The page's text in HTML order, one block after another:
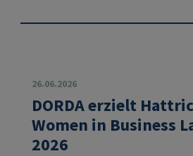
26.06.2026
DORDA erzielt
Women in Business
2026